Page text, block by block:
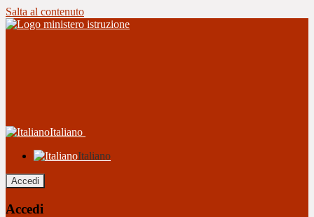
Salta al contenuto
Italiano
Italiano
Accedi
Accedi